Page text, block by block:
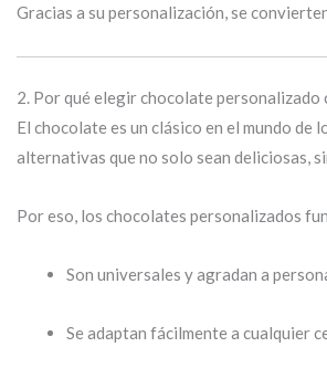
Gracias a su personalización, se
2. Por qué elegir chocolate personalizado
El chocolate es un clásico en el mundo de
alternativas que no solo sean deliciosas,
Por eso, los chocolates personalizados
Son universales y agradan a
Se adaptan fácilmente a cualquier